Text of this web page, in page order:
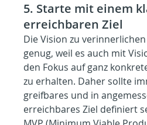
5. Starte mit einem
erreichbaren Ziel
Die Vision zu
genug, weil es auch mit
den Fokus auf ganz
zu erhalten. Daher sollte
greifbares und in
erreichbares Ziel definiert